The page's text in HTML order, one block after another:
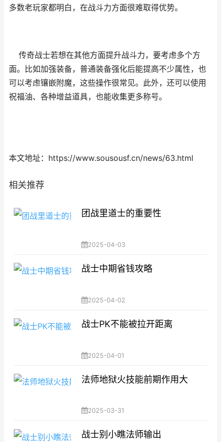
多数老玩家都明白，在战斗力方面很难取得优势。
传奇战士若想在其他方面提升战斗力，要考虑多个方
面。比如加强装备，普通装备强化后能提高不少属性，也
可以考虑镶嵌附魔，这些操作很常见。此外，还可以使用
祝福油、各种增益道具，也能收集更多称号。
本文地址：https://www.sousousf.cn/news/63.html
相关推荐
团战里道士的重要性
2025-04-03
战士中期省钱攻略
2025-04-02
战士PK不能被拉开距离
2025-04-01
法师地狱火技能前期作用大
2025-03-31
战士别小瞧法师输出